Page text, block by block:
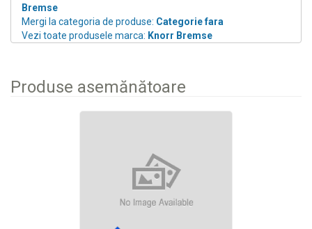
Bremse
Mergi la categoria de produse: Categorie fara
Vezi toate produsele marca: Knorr Bremse
Produse asemănătoare